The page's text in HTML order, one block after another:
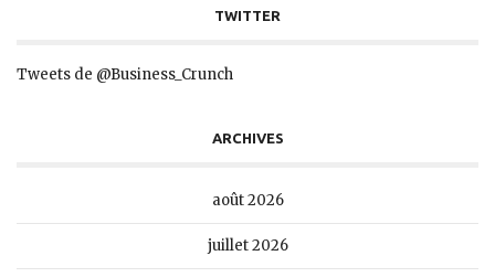
TWITTER
Tweets de @Business_Crunch
ARCHIVES
août 2026
juillet 2026